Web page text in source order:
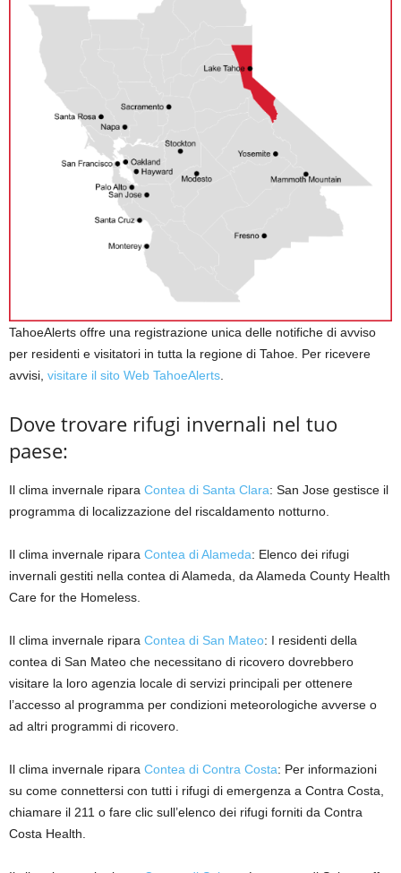
TahoeAlerts offre una registrazione unica delle notifiche di avviso
per residenti e visitatori in tutta la regione di Tahoe. Per ricevere
avvisi, visitare il sito Web TahoeAlerts
Dove trovare rifugi invernali nel tuo
paese:
Il clima invernale ripara Contea di Santa Clara: San Jose gestisce il
programma di localizzazione del riscaldamento notturno.
Il clima invernale ripara Contea di Alameda: Elenco dei rifugi
invernali gestiti nella contea di Alameda, da Alameda County Health
Care for the Homeless.
Il clima invernale ripara Contea di San Mateo: I residenti della
contea di San Mateo che necessitano di ricovero dovrebbero
visitare la loro agenzia locale di servizi principali per ottenere
l’accesso al programma per condizioni meteorologiche avverse o
ad altri programmi di ricovero.
Il clima invernale ripara Contea di Contra Costa: Per informazioni
su come connettersi con tutti i rifugi di emergenza a Contra Costa,
chiamare il 211 o fare clic sull’elenco dei rifugi forniti da Contra
Costa Health.